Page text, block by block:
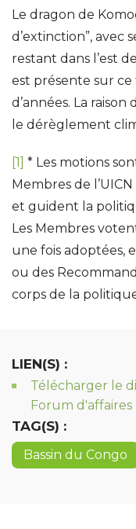
Le dragon de
d’extinction”, avec
restant dans l’est
est présente sur
d’années. La
le dérèglement
[1] * Les motions
Membres de
et guident la
Les Membres
une fois adoptées,
ou des
corps de la
LIEN(S) :
Télécharger le
Forum d'affaires
TAG(S) :
Bassin du Congo